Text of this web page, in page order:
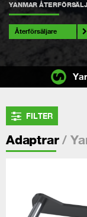
YANMAR
Återförsäljare
FILTER
Adaptrar/